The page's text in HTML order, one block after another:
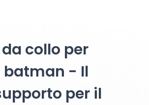
collo per
- Il
per il